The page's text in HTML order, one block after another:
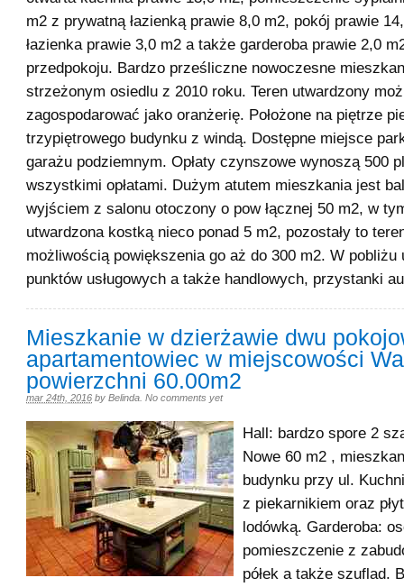
m2 z prywatną łazienką prawie 8,0 m2, pokój prawie
łazienka prawie 3,0 m2 a także garderoba prawie 2,0
przedpokoju. Bardzo prześliczne nowoczesne
strzeżonym osiedlu z 2010 roku. Teren utwardzony
zagospodarować jako oranżerię. Położone na piętrze
trzypiętrowego budynku z windą. Dostępne miejsce
garażu podziemnym. Opłaty czynszowe wynoszą 500
wszystkimi opłatami. Dużym atutem mieszkania jest
wyjściem z salonu otoczony o pow łącznej 50 m2, w
utwardzona kostką nieco ponad 5 m2, pozostały to
możliwością powiększenia go aż do 300 m2. W pobliżu
punktów usługowych a także handlowych, przystanki
Mieszkanie w dzierżawie dwu
apartamentowiec w miejscowości
powierzchni 60.00m2
mar 24th, 2016 by Belinda No comments yet
Hall: bardzo spore 2
Nowe 60 m2 ,
budynku przy ul.
z piekarnikiem oraz
lodówką. Garderoba:
pomieszczenie z
półek a także szuflad.